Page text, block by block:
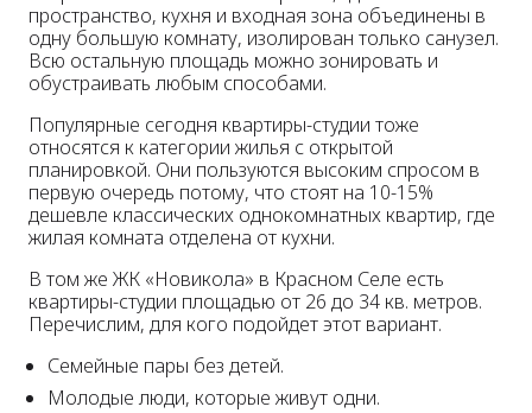
пространство, кухня и входная зона объединены в
одну большую комнату, изолирован только санузел.
Всю остальную площадь можно зонировать и
обустраивать любым способами.
Популярные сегодня квартиры-студии тоже
относятся к категории жилья с открытой
планировкой. Они пользуются высоким спросом в
первую очередь потому, что стоят на 10-15%
дешевле классических однокомнатных квартир, где
жилая комната отделена от кухни.
В том же ЖК «Новикола» в Красном Селе есть
квартиры-студии площадью от 26 до 34 кв. метров.
Перечислим, для кого подойдет этот вариант.
Семейные пары без детей.
Молодые люди, которые живут одни.